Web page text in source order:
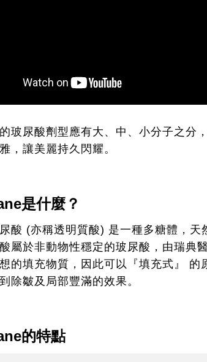
玻尿酸劑型應有大、中、小分子之分
，讓美麗持久閃耀。
是什麼？
酸 (亦稱透明質酸) 是一種多糖體，
屬於非動物性穩定的玻尿酸，由瑞典
的填充物質，因此可以『填充式』
除皺及局部豐滿的效果。
的特點